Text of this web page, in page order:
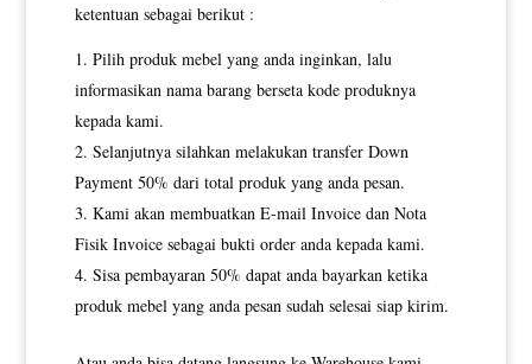
ketentuan sebagai berikut :
Pilih produk mebel yang anda inginkan, lalu
informasikan nama barang berseta kode produknya
kepada kami.
Selanjutnya silahkan melakukan transfer Down
Payment 50% dari total produk yang anda pesan.
Kami akan membuatkan E-mail Invoice dan Nota
Fisik Invoice sebagai bukti order anda kepada kami.
Sisa pembayaran 50% dapat anda bayarkan ketika
produk mebel yang anda pesan sudah selesai siap kirim.